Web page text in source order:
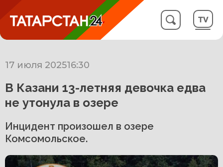
17 июля 202516:30
В Казани 13-летняя девочка едва
не утонула в озере
Инцидент произошел в озере
Комсомольское.